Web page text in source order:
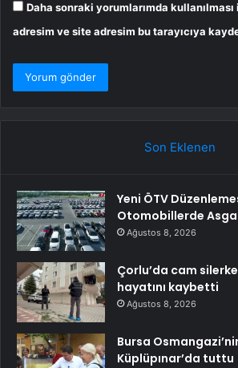
Daha sonraki yorumlarımda
adresim ve site adresim bu tarayıcıya
Son Eklenen
Yeni ÖTV
Otomobillerde
Ağustos 8, 2026
Çorlu’da cam
hayatını kaybetti
Ağustos 8, 2026
Bursa
Küplüpınar’da tuttu